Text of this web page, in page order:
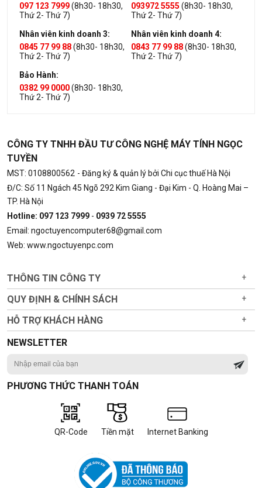
097 123 7999(8h30- 18h30,
Thứ 2- Thứ 7)
093972 5555 (8h30- 18h30,
Thứ 2- Thứ 7)
Nhân viên kinh doanh 3:
0845 77 99 88(8h30- 18h30,
Thứ 2- Thứ 7)
Nhân viên kinh doanh 4:
0843 77 99 88(8h30- 18h30,
Thứ 2- Thứ 7)
Bảo Hành:
0382 99 0000(8h30- 18h30,
Thứ 2- Thứ 7)
CÔNG TY TNHH ĐẦU TƯ CÔNG NGHỆ MÁY TÍNH NGỌC
TUYỀN
MST: 0108800562 - Đăng ký & quản lý bởi Chi cục thuế Hà Nội
Đ/C: Số 11 Ngách 45 Ngõ 292 Kim Giang - Đại Kim - Q. Hoàng Mai –
TP. Hà Nội
Hotline: 097 123 7999 - 0939 72 5555
Email: ngoctuyencomputer68@gmail.com
Web: www.ngoctuyenpc.com
THÔNG TIN CÔNG TY +
QUY ĐỊNH & CHÍNH SÁCH +
HỖ TRỢ KHÁCH HÀNG +
NEWSLETTER
PHƯƠNG THỨC THANH TOÁN
QR-Code Tiền mặt Internet Banking